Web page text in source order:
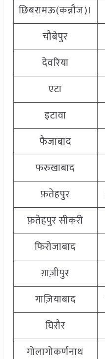
छिबरामऊ(कन्नौज)।
चौबेपुर
देवरिया
एटा
इटावा
फैजाबाद
फरुखाबाद
फ़तेहपुर
फ़तेहपुर सीकरी
फिरोजाबाद
ग़ाज़ीपुर
गाज़ियाबाद
घिरौर
गोलागोकर्णनाथ